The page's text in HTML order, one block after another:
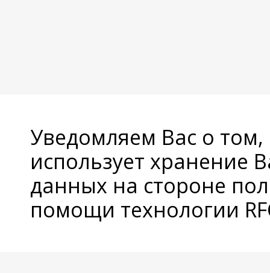
Уведомляем Вас о
использует хранение
данных на стороне
помощи технологии